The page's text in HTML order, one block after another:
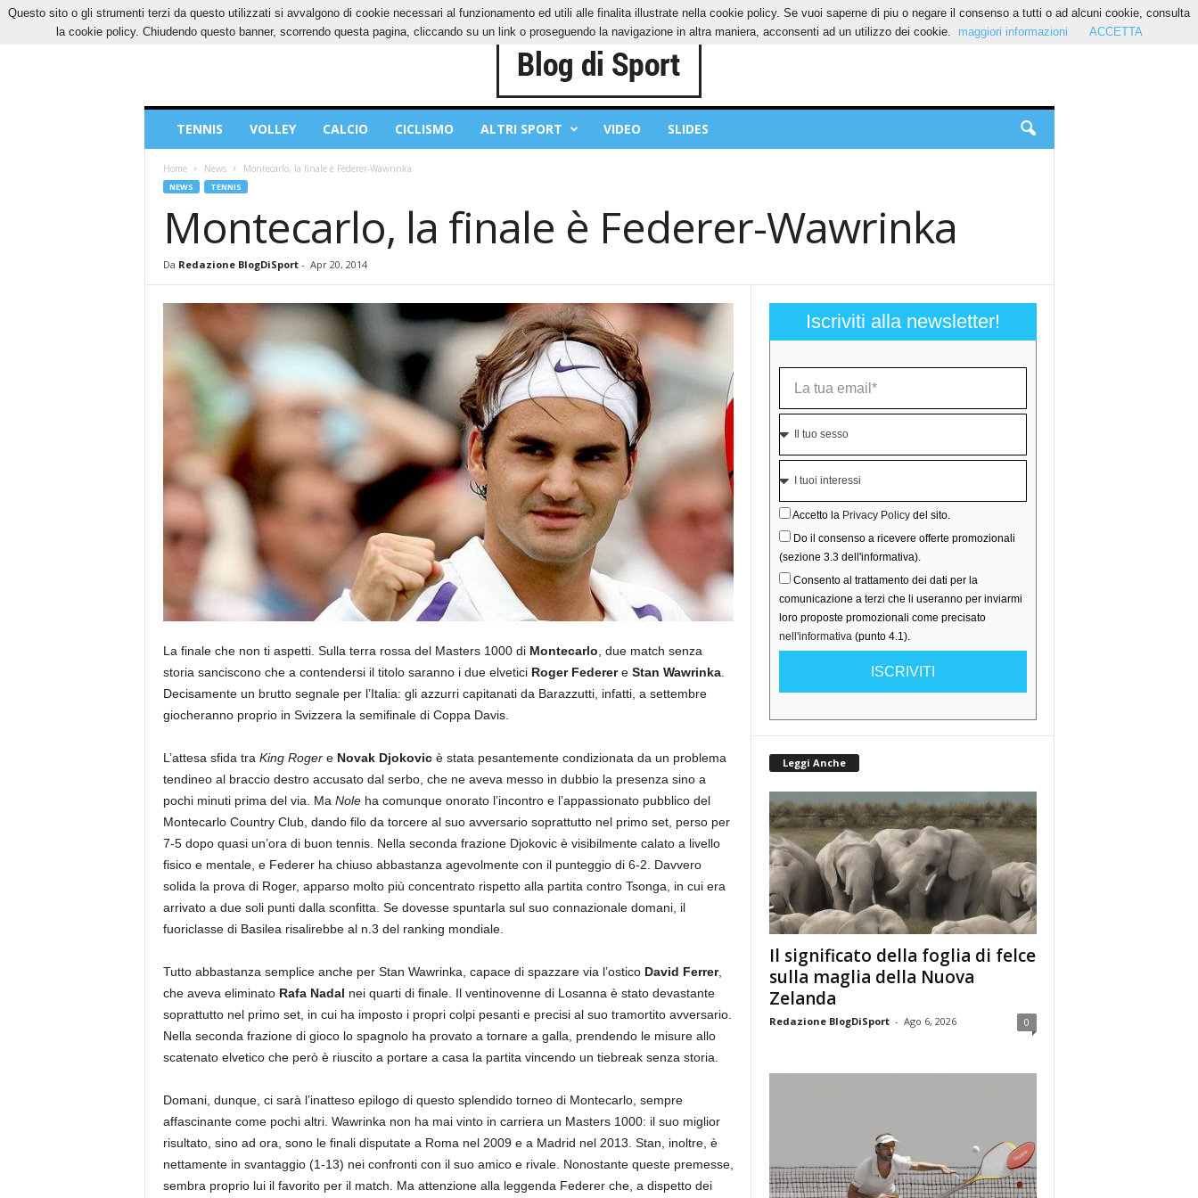
VENERDÌ, 7 AGOSTO 2026 CONTATTI COOKIES PRIVACY POLICY
Sport
TENNIS VOLLEY CALCIO CICLISMO ALTRI SPORT VIDEO SLIDES
Home News Montecarlo, la finale è Federer-Wawrinka
NEWS TENNIS
Montecarlo, la finale è Federer-Wawrinka
Da Redazione BlogDiSport- Apr 20, 2014
La finale che non ti aspetti. Sulla terra rossa del Masters 1000 di Montecarlo , due match senza
storia sanciscono che a contendersi il titolo saranno i due elvetici Roger Federere Stan Wawrinka.
Decisamente un brutto segnale per l’Italia: gli azzurri capitanati da Barazzutti, infatti, a settembre
giocheranno proprio in Svizzera la semifinale di Coppa Davis.
L’attesa sfida tra King Rogere Novak Djokovicè stata pesantemente condizionata da un problema
tendineo al braccio destro accusato dal serbo, che ne aveva messo in dubbio la presenza sino a
pochi minuti prima del via. Ma Noleha comunque onorato l’incontro e l’appassionato pubblico del
Montecarlo Country Club, dando filo da torcere al suo avversario soprattutto nel primo set, perso per
7-5 dopo quasi un’ora di buon tennis. Nella seconda frazione Djokovic è visibilmente calato a livello
fisico e mentale, e Federer ha chiuso abbastanza agevolmente con il punteggio di 6-2. Davvero
solida la prova di Roger, apparso molto più concentrato rispetto alla partita contro Tsonga, in cui era
arrivato a due soli punti dalla sconfitta. Se dovesse spuntarla sul suo connazionale domani, il
fuoriclasse di Basilea risalirebbe al n.3 del ranking mondiale.
Tutto abbastanza semplice anche per Stan Wawrinka, capace di spazzare via l’ostico David Ferrer,
che aveva eliminato Rafa Nadal nei quarti di finale. Il ventinovenne di Losanna è stato devastante
soprattutto nel primo set, in cui ha imposto i propri colpi pesanti e precisi al suo tramortito avversario.
Nella seconda frazione di gioco lo spagnolo ha provato a tornare a galla, prendendo le misure allo
scatenato elvetico che però è riuscito a portare a casa la partita vincendo un tiebreak senza storia.
Domani, dunque, ci sarà l’inatteso epilogo di questo splendido torneo di Montecarlo, sempre
affascinante come pochi altri. Wawrinka non ha mai vinto in carriera un Masters 1000: il suo miglior
risultato, sino ad ora, sono le finali disputate a Roma nel 2009 e a Madrid nel 2013. Stan, inoltre, è
nettamente in svantaggio (1-13) nei confronti con il suo amico e rivale. Nonostante queste premesse,
sembra proprio lui il favorito per il match. Ma attenzione alla leggenda Federer che, a dispetto dei
Iscriviti alla newsletter!
Accetto la Privacy Policydel sito.
Do il consenso a ricevere offerte promozionali
(sezione 3.3 dell'informativa).
Consento al trattamento dei dati per la
comunicazione a terzi che li useranno per inviarmi
loro proposte promozionali come precisato
nell'informativa(punto 4.1).
ISCRIVITI
Leggi Anche
Il significato della foglia di felce
sulla maglia della Nuova
Zelanda
Redazione BlogDiSport - Ago 6, 2026 0
Questo sito o gli strumenti terzi da questo utilizzati si avvalgono di cookie necessari al funzionamento ed utili alle finalita illustrate nella cookie policy. Se vuoi saperne di piu o negare il consenso a tutti o ad alcuni cookie, consulta
la cookie policy. Chiudendo questo banner, scorrendo questa pagina, cliccando su un link o proseguendo la navigazione in altra maniera, acconsenti ad un utilizzo dei cookie.
maggiori informazioni ACCETTA